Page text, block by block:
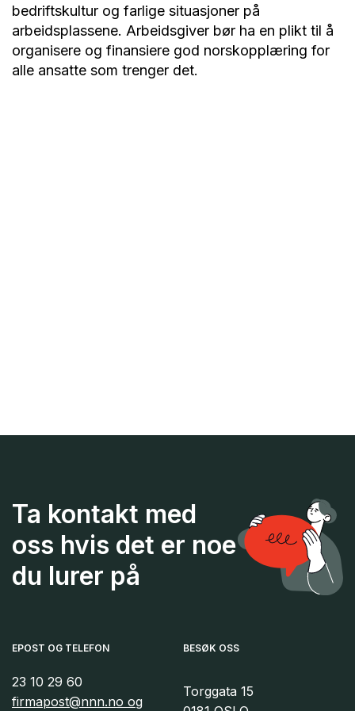
bedriftskultur og farlige situasjoner på
arbeidsplassene. Arbeidsgiver bør ha en plikt til å
organisere og finansiere god norskopplæring for
alle ansatte som trenger det.
Uten fagarbeider – ingen matnasjon
Sluttrapport Matindustrien 4.0
Ta kontakt med
oss hvis det er noe
du lurer på
EPOST OG TELEFON
23 10 29 60
firmapost@nnn.no og
BESØK OSS
Torggata 15